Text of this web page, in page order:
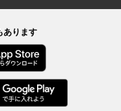
あります